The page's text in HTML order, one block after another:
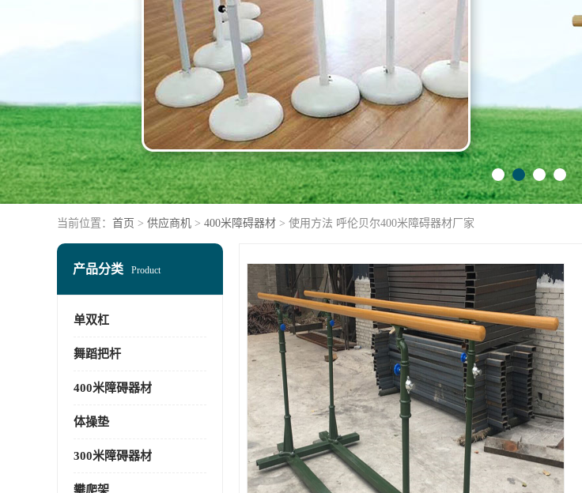
当前位置： 首页 > 供应商机 > 400米障碍器材 > 使用方法 呼伦贝尔400米障碍器材厂家
产品分类 Product
单双杠
舞蹈把杆
400米障碍器材
体操垫
300米障碍器材
攀爬架